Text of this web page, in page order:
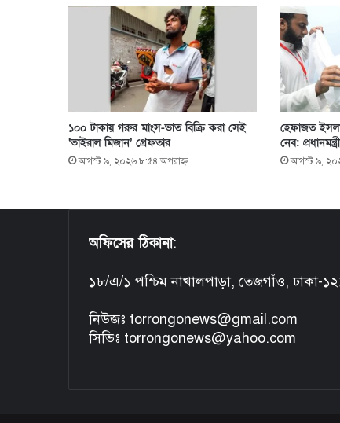
১০০ টাকায় গরুর মাংস-ভাত বিক্রি করা সেই
‘ভাইরাল মিজান’ গ্রেফতার
আগস্ট ৯, ২০২৬ ৮:৫৪ অপরাহ্ণ
হেফাজত
নেব: প্রধানমন্ত্রী
আগস্ট ৯,
অফিসের ঠিকানা:
১৮/এ/১ পশ্চিম নাখালপাড়া, তেজগাঁও, ঢাকা-
নিউজঃ torrongonews@gmail.com
সিভিঃ torrongonews@yahoo.com